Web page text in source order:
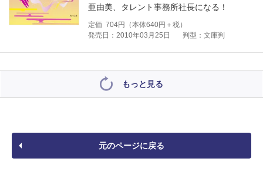
亜由美、タレント事務所社長になる！
定価 704円（本体640円＋税）
発売日：2010年03月25日
判型：文庫判
もっと見る
元のページに戻る